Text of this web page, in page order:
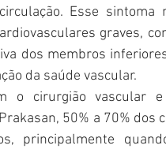
Esse
graves,
dos membros
da saúde vascular.
o cirurgião vascular
50% a 70% dos
principalmente